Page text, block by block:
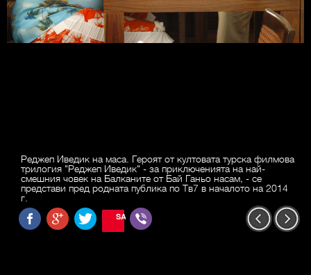
Реджеп Иведик на маса. Героят от култовата турска филмова
трилогия "Реджеп Иведик" - за приключенията на най-
смешния човек на Балканите от Бай Ганьо насам, - се
представи пред родната публика по Тв7 в началото на 2014
г.
SAVE